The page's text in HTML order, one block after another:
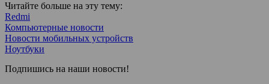
Читайте больше на эту тему:
Redmi
Компьютерные новости
Новости мобильных устройств
Ноутбуки
Подпишись на наши новости!